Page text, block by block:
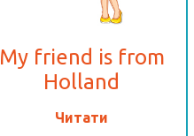
My friend is from
Holland
Читати